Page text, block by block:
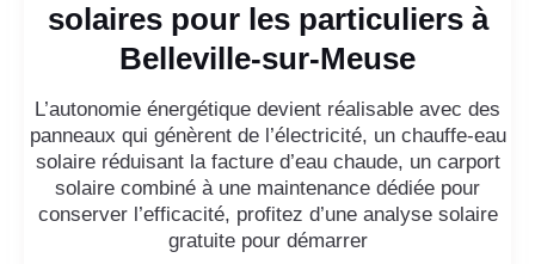
solaires pour les particuliers à
Belleville-sur-Meuse
L’autonomie énergétique devient réalisable avec des
panneaux qui génèrent de l’électricité, un chauffe-eau
solaire réduisant la facture d’eau chaude, un carport
solaire combiné à une maintenance dédiée pour
conserver l’efficacité, profitez d’une analyse solaire
gratuite pour démarrer